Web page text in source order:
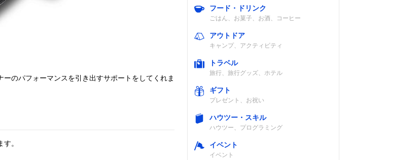
のパフォーマンスを引き出すサポートをしてくれま
。
フード・ドリンク
ごはん、お菓子、お酒、コーヒー
アウトドア
キャンプ、アクティビティ
トラベル
旅行、旅行グッズ、ホテル
ギフト
プレゼント、お祝い
ハウツー・スキル
ハウツー、プログラミング
イベント
イベント